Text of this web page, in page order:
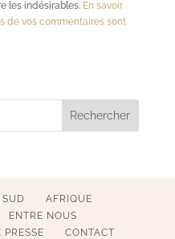
les indésirables. En savoir
de vos commentaires sont
AFRIQUE
ENTRE NOUS
PRESSE CONTACT